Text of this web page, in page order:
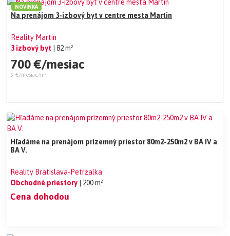
Na prenájom 3-izbový byt v centre mesta Martin
Reality Martin
3 izbový byt
| 82 m²
700 €/mesiac
9 €/mesiac/m²
NOVINKA
Hľadáme na prenájom prízemný priestor 80m2-250m2 v BA IV a
BA V.
Reality Bratislava-Petržalka
Obchodné priestory
| 200 m²
Cena dohodou